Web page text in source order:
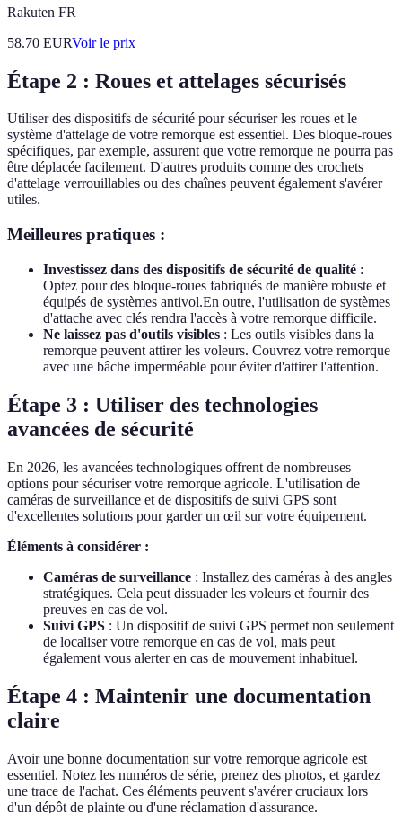
Rakuten FR
58.70 EURVoir le prix
Étape 2 : Roues et attelages sécurisés
Utiliser des dispositifs de sécurité pour sécuriser les roues et le
système d'attelage de votre remorque est essentiel. Des bloque-roues
spécifiques, par exemple, assurent que votre remorque ne pourra pas
être déplacée facilement. D'autres produits comme des crochets
d'attelage verrouillables ou des chaînes peuvent également s'avérer
utiles.
Meilleures pratiques :
Investissez dans des dispositifs de sécurité de qualité :
Optez pour des bloque-roues fabriqués de manière robuste et
équipés de systèmes antivol.En outre, l'utilisation de systèmes
d'attache avec clés rendra l'accès à votre remorque difficile.
Ne laissez pas d'outils visibles : Les outils visibles dans la
remorque peuvent attirer les voleurs. Couvrez votre remorque
avec une bâche imperméable pour éviter d'attirer l'attention.
Étape 3 : Utiliser des technologies
avancées de sécurité
En 2026, les avancées technologiques offrent de nombreuses
options pour sécuriser votre remorque agricole. L'utilisation de
caméras de surveillance et de dispositifs de suivi GPS sont
d'excellentes solutions pour garder un œil sur votre équipement.
Éléments à considérer :
Caméras de surveillance : Installez des caméras à des angles
stratégiques. Cela peut dissuader les voleurs et fournir des
preuves en cas de vol.
Suivi GPS : Un dispositif de suivi GPS permet non seulement
de localiser votre remorque en cas de vol, mais peut
également vous alerter en cas de mouvement inhabituel.
Étape 4 : Maintenir une documentation
claire
Avoir une bonne documentation sur votre remorque agricole est
essentiel. Notez les numéros de série, prenez des photos, et gardez
une trace de l'achat. Ces éléments peuvent s'avérer cruciaux lors
d'un dépôt de plainte ou d'une réclamation d'assurance.